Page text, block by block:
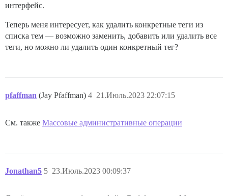
интерфейс.
Теперь меня интересует, как удалить конкретные теги из
списка тем — возможно заменить, добавить или удалить все
теги, но можно ли удалить один конкретный тег?
pfaffman (Jay Pfaffman) 21.Июль.2023 22:07:15
4
См. также Массовые административные операции
Jonathan5 23.Июль.2023 00:09:37
5